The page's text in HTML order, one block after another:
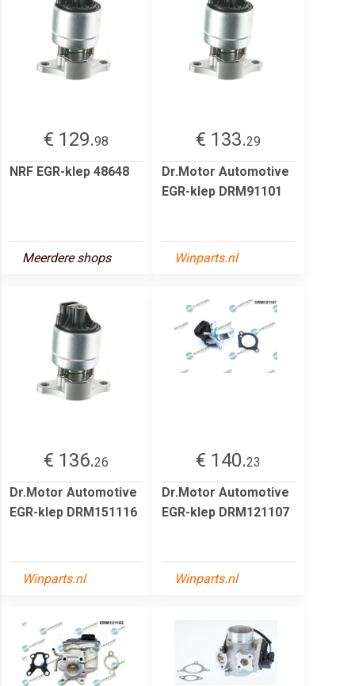
€ 129.98
NRF EGR-klep 48648
Meerdere shops
€ 133.29
Dr.Motor Automotive
EGR-klep DRM91101
Winparts.nl
€ 136.26
Dr.Motor Automotive
EGR-klep DRM151116
Winparts.nl
€ 140.23
Dr.Motor Automotive
EGR-klep DRM121107
Winparts.nl